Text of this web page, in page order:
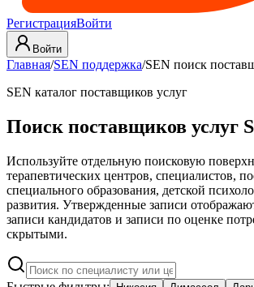
РегистрацияВойти
Войти
Главная/SEN поддержка/SEN поиск
SEN каталог поставщиков услуг
Поиск поставщиков услуг
Используйте отдельную поисковую
терапевтических центров, специалистов,
специального образования, детской
развития. Утвержденные записи
записи кандидатов и записи по оценке
скрытыми.